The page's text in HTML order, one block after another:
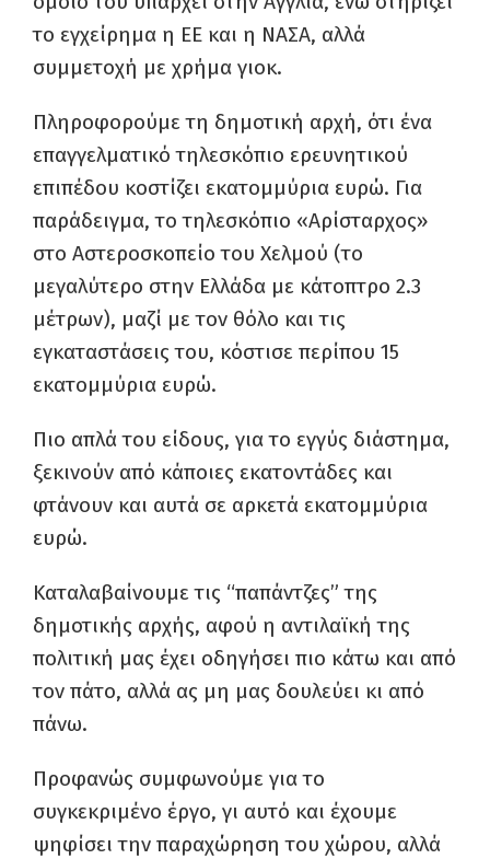
το εγχείρημα η ΕΕ και η ΝΑΣΑ, αλλά
συμμετοχή με χρήμα γιοκ.
Πληροφορούμε τη δημοτική αρχή, ότι ένα
επαγγελματικό τηλεσκόπιο ερευνητικού
επιπέδου κοστίζει εκατομμύρια ευρώ. Για
παράδειγμα, το τηλεσκόπιο «Αρίσταρχος»
στο Αστεροσκοπείο του Χελμού (το
μεγαλύτερο στην Ελλάδα με κάτοπτρο 2.3
μέτρων), μαζί με τον θόλο και τις
εγκαταστάσεις του, κόστισε περίπου 15
εκατομμύρια ευρώ.
Πιο απλά του είδους, για το εγγύς διάστημα,
ξεκινούν από κάποιες εκατοντάδες και
φτάνουν και αυτά σε αρκετά εκατομμύρια
ευρώ.
Καταλαβαίνουμε τις “παπάντζες” της
δημοτικής αρχής, αφού η αντιλαϊκή της
πολιτική μας έχει οδηγήσει πιο κάτω και από
τον πάτο, αλλά ας μη μας δουλεύει κι από
πάνω.
Προφανώς συμφωνούμε για το
συγκεκριμένο έργο, γι αυτό και έχουμε
ψηφίσει την παραχώρηση του χώρου, αλλά